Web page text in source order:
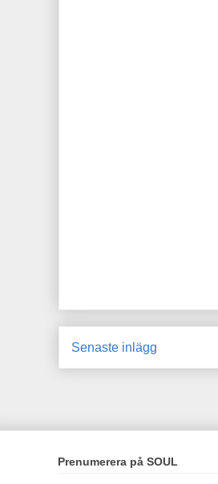
Senaste inlägg
Prenumerera på SOUL